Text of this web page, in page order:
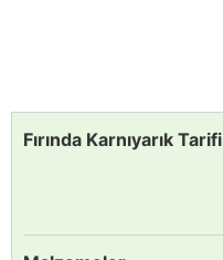
Fırında Karnıyarık Tarifi